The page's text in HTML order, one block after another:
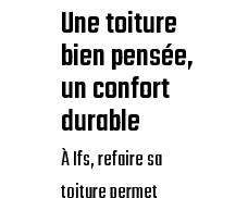
Une toiture
bien pensée,
un confort
durable
À Ifs, refaire sa